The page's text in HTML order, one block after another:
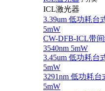
ICL激光器
3.39um 低功耗台
5mW
CW-DFB-ICL带
3540nm 5mW
3.45um 低功耗台
5mW
3291nm 低功耗
5mW